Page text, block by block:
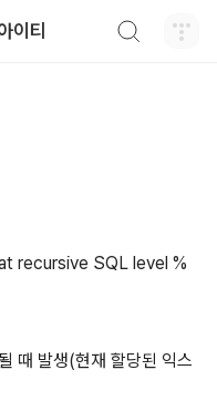
이티
recursive SQL level %
때 발생(현재 할당된 익스